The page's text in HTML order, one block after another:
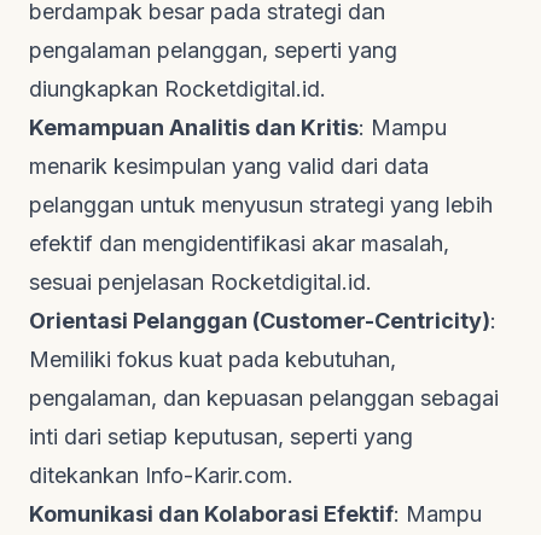
berdampak besar pada strategi dan
pengalaman pelanggan, seperti yang
diungkapkan Rocketdigital.id.
Kemampuan Analitis dan Kritis: Mampu
menarik kesimpulan yang valid dari data
pelanggan untuk menyusun strategi yang lebih
efektif dan mengidentifikasi akar masalah,
sesuai penjelasan Rocketdigital.id.
Orientasi Pelanggan (Customer-Centricity):
Memiliki fokus kuat pada kebutuhan,
pengalaman, dan kepuasan pelanggan sebagai
inti dari setiap keputusan, seperti yang
ditekankan Info-Karir.com.
Komunikasi dan Kolaborasi Efektif: Mampu